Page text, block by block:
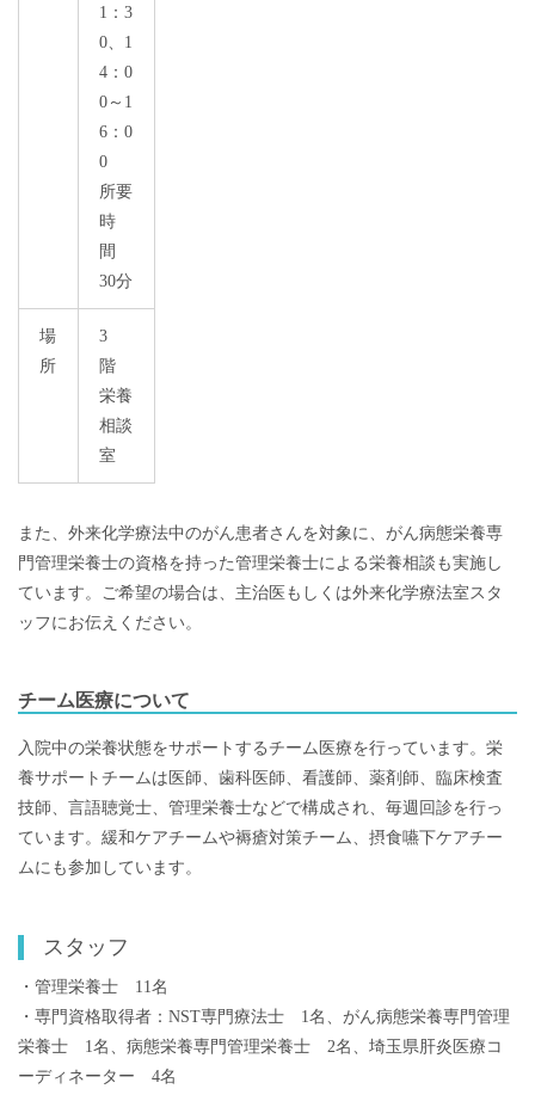
1：3
0、1
4：0
0～1
6：0
0
所要
時
間
30分
場
所
3
階
栄養
相談
室
また、外来化学療法中のがん患者さんを対象に、がん病態栄養専
門管理栄養士の資格を持った管理栄養士による栄養相談も実施し
ています。ご希望の場合は、主治医もしくは外来化学療法室スタ
ッフにお伝えください。
チーム医療について
入院中の栄養状態をサポートするチーム医療を行っています。栄
養サポートチームは医師、歯科医師、看護師、薬剤師、臨床検査
技師、言語聴覚士、管理栄養士などで構成され、毎週回診を行っ
ています。緩和ケアチームや褥瘡対策チーム、摂食嚥下ケアチー
ムにも参加しています。
スタッフ
・管理栄養士 11名
・専門資格取得者：NST専門療法士 1名、がん病態栄養専門管理
栄養士 1名、病態栄養専門管理栄養士 2名、埼玉県肝炎医療コ
ーディネーター 4名